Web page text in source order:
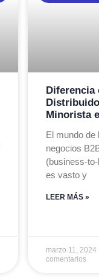
Diferencia
Minorista
El mundo de
negocios
(business-
es vasto y
LEER MÁS »
marzo 11, 2024
comentarios